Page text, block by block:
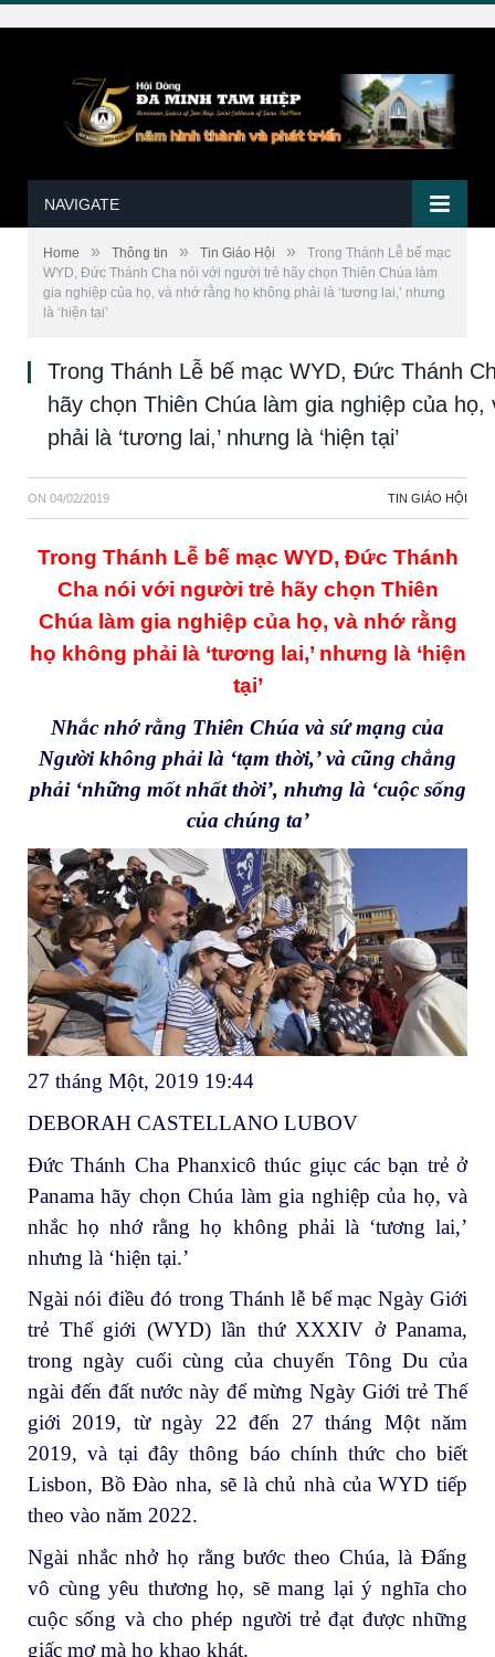
NAVIGATE
Home » Thông tin » Tin Giáo Hội »
Trong Thánh Lễ bế mạc
WYD, Đức Thánh Cha nói với người trẻ hãy chọn Thiên Chúa làm
gia nghiệp của họ, và nhớ rằng họ không phải là ‘tương lai,’ nhưng
là ‘hiện tại’
Trong Thánh Lễ bế mạc WYD, Đức Thánh
hãy chọn Thiên Chúa làm gia nghiệp của
phải là ‘tương lai,’ nhưng là ‘hiện tại’
ON 04/02/2019 TIN GIÁO HỘI
Trong Thánh Lễ bế mạc WYD, Đức Thánh
Cha nói với người trẻ hãy chọn Thiên
Chúa làm gia nghiệp của họ, và nhớ rằng
họ không phải là ‘tương lai,’ nhưng là ‘hiện
tại’
Nhắc nhớ rằng Thiên Chúa và sứ mạng của
Người không phải là ‘tạm thời,’ và cũng chẳng
phải ‘những mốt nhất thời’, nhưng là ‘cuộc sống
của chúng ta’
27 tháng Một, 2019 19:44
DEBORAH CASTELLANO LUBOV
Đức Thánh Cha Phanxicô thúc giục các bạn trẻ ở
Panama hãy chọn Chúa làm gia nghiệp của họ, và
nhắc họ nhớ rằng họ không phải là ‘tương lai,’
nhưng là ‘hiện tại.’
Ngài nói điều đó trong Thánh lễ bế mạc Ngày Giới
trẻ Thế giới (WYD) lần thứ XXXIV ở Panama,
trong ngày cuối cùng của chuyến Tông Du của
ngài đến đất nước này để mừng Ngày Giới trẻ Thế
giới 2019, từ ngày 22 đến 27 tháng Một năm
2019, và tại đây thông báo chính thức cho biết
Lisbon, Bồ Đào nha, sẽ là chủ nhà của WYD tiếp
theo vào năm 2022.
Ngài nhắc nhở họ rằng bước theo Chúa, là Đấng
vô cùng yêu thương họ, sẽ mang lại ý nghĩa cho
cuộc sống và cho phép người trẻ đạt được những
giấc mơ mà họ khao khát.